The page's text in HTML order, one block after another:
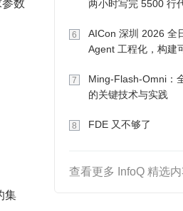
集
两小时写完 5500 行
6
AICon 深圳 2026 全
Agent 工程化，构建
7
Ming-Flash-Omni：
的关键技术与实践
8 FDE 又不够了
查看更多 InfoQ 精选